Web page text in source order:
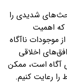
شدیدی را
که اهمیت
موجودات ناآگاه
اخلاقی
آگاه است، ممکن
رعایت کنیم.